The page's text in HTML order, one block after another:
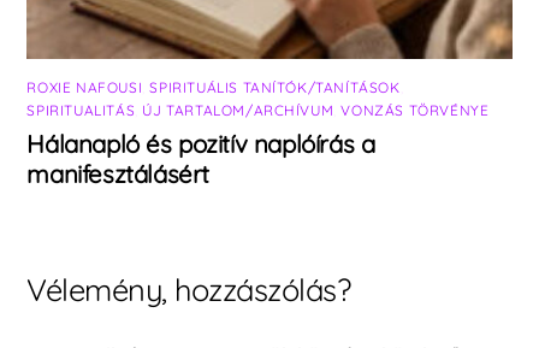
ROXIE NAFOUSI ,SPIRITUÁLIS TANÍTÓK/TANÍTÁSOK
SPIRITUALITÁS ÚJ TARTALOM/ARCHÍVUM ,VONZÁS TÖRVÉNYE
Hálanapló és pozitív naplóírás a
manifesztálásért
Vélemény, hozzászólás?